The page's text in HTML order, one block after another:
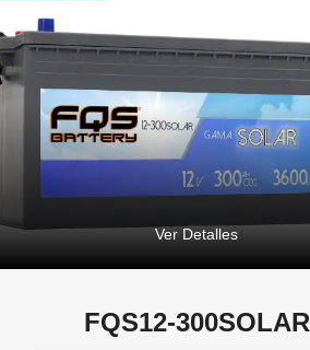
Ver Detalles
FQS12-300SOLAR